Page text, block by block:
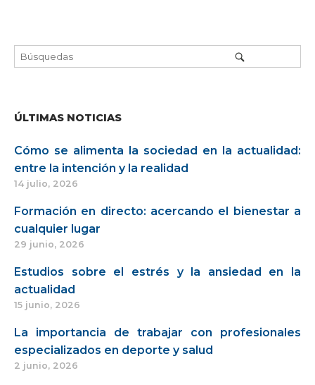
ÚLTIMAS NOTICIAS
Cómo se alimenta la sociedad en la actualidad:
entre la intención y la realidad
14 julio, 2026
Formación en directo: acercando el bienestar a
cualquier lugar
29 junio, 2026
Estudios sobre el estrés y la ansiedad en la
actualidad
15 junio, 2026
La importancia de trabajar con profesionales
especializados en deporte y salud
2 junio, 2026